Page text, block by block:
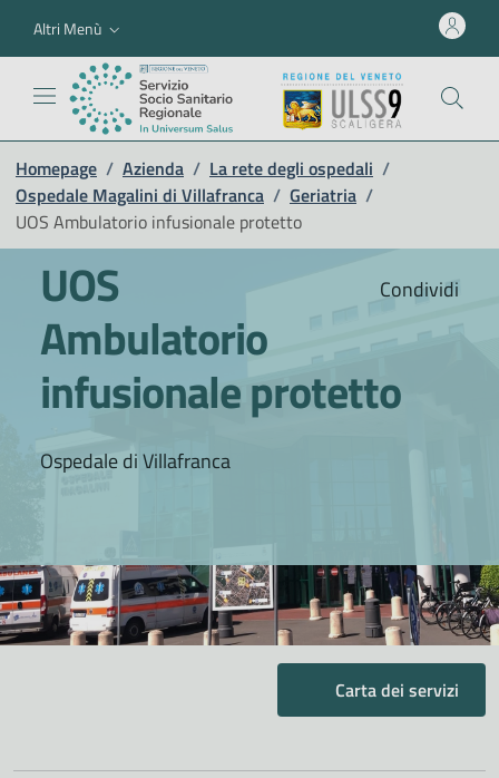
Altri Menù
Homepage / Azienda / La rete degli ospedali /
Ospedale Magalini di Villafranca / Geriatria /
UOS Ambulatorio infusionale protetto
Condividi
UOS
Ambulatorio
infusionale protetto
Ospedale di Villafranca
Carta dei servizi